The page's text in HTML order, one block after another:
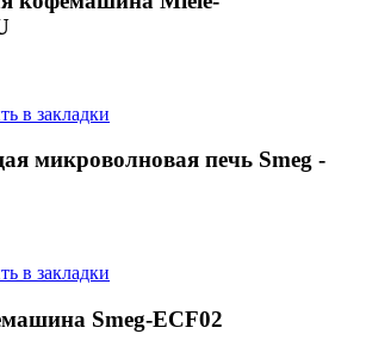
в закладки
микроволновая печь Smeg -
в закладки
Smeg-ECF02